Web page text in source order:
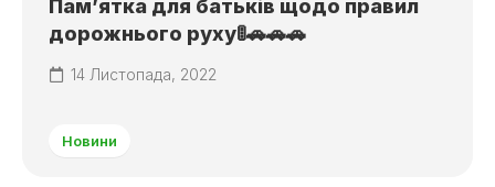
Пам’ятка для батьків щодо правил
дорожнього руху🚦🚗🚗🚗
14 Листопада, 2022
Новини